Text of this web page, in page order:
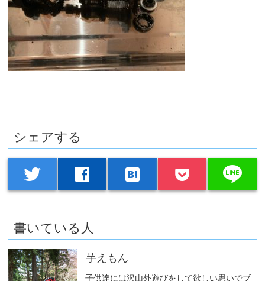
シェアする
twitter facebook hatenabookmark line
書いている人
芋えもん
子供達には沢山外遊びをして欲しい思いでブ